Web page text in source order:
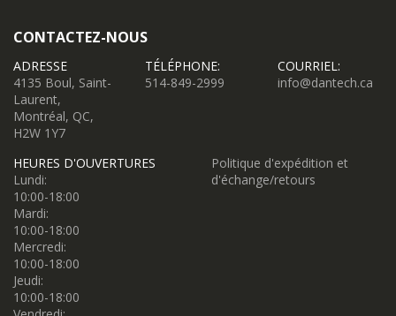
CONTACTEZ-NOUS
ADRESSE
4135 Boul, Saint-
Laurent,
Montréal, QC,
H2W 1Y7
TÉLÉPHONE:
514-849-2999
COURRIEL:
info@dantech.ca
HEURES D'OUVERTURES
Lundi:
10:00-18:00
Mardi:
10:00-18:00
Mercredi:
10:00-18:00
Jeudi:
10:00-18:00
Politique d'expédition et
d'échange/retours